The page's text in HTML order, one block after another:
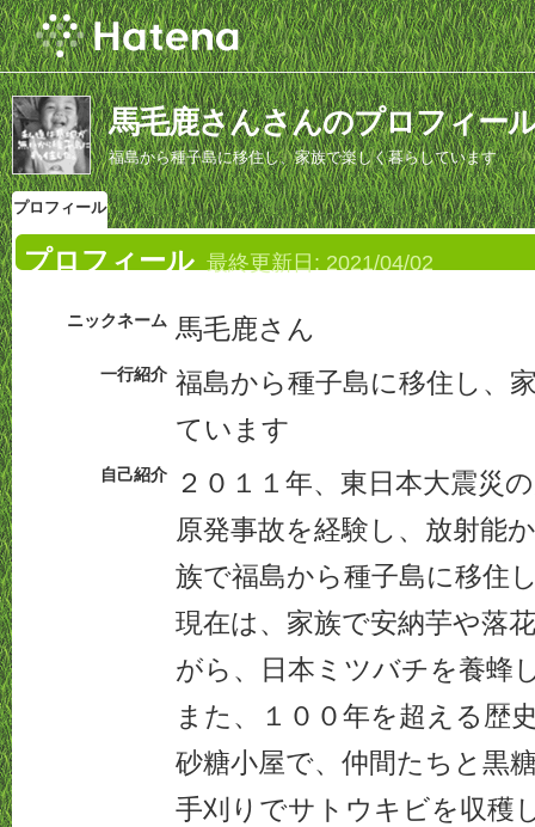
馬毛鹿さんさんのプロフィー
福島から種子島に移住し、家族で楽しく暮らしています
プロフィール
プロフィール 最終更新日: 2021/04/02
ニックネーム 馬毛鹿さん
一行紹介 福島から種子島に移住し、
ています
自己紹介
２０１１年、東日本大震災
原発事故を経験し、放射能
族で福島から種子島に移住
現在は、家族で安納芋や落
がら、日本ミツバチを養蜂
また、１００年を超える歴
砂糖小屋で、仲間たちと黒
手刈りでサトウキビを収穫